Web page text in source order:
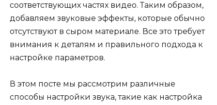
соответствующих частях видео. Таким образом,
добавляем звуковые эффекты, которые обычно
отсутствуют в сыром материале. Все это требует
внимания к деталям и правильного подхода к
настройке параметров.
В этом посте мы рассмотрим различные
способы настройки звука, такие как настройка